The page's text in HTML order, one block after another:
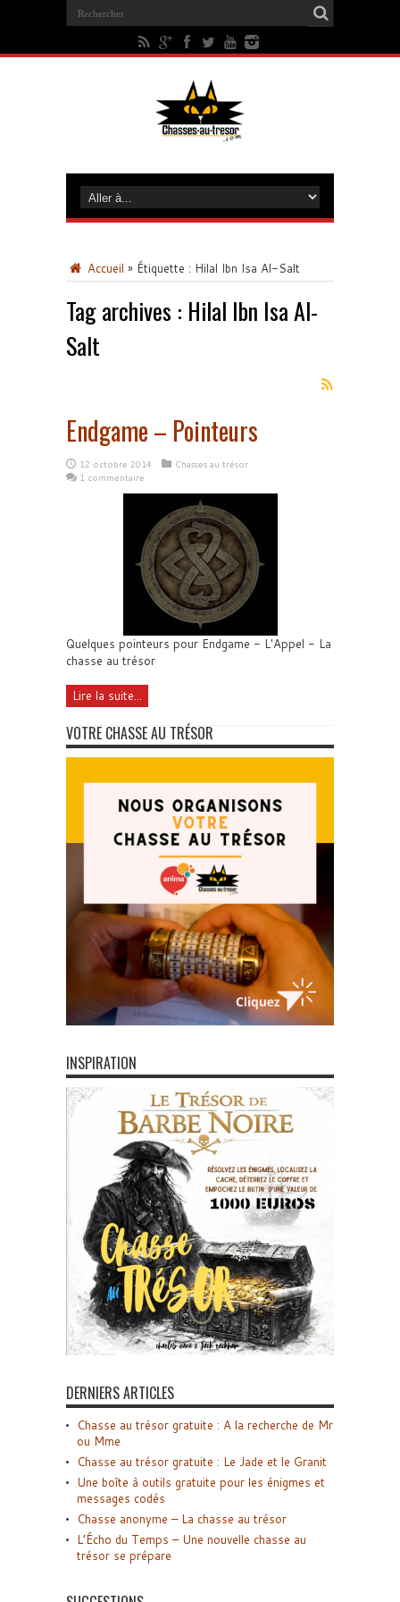
Accueil » Étiquette : Hilal Ibn Isa Al-Salt
Tag archives : Hilal Ibn Isa Al-
Salt
Endgame – Pointeurs
12 octobre 2014
Chasses au trésor
1 commentaire
Quelques pointeurs pour Endgame - L'Appel - La
chasse au trésor
Lire la suite...
VOTRE CHASSE AU TRÉSOR
INSPIRATION
DERNIERS ARTICLES
Chasse au trésor gratuite : A la recherche de Mr
ou Mme
Chasse au trésor gratuite : Le Jade et le Granit
Une boîte à outils gratuite pour les énigmes et
messages codés
Chasse anonyme – La chasse au trésor
L’Écho du Temps – Une nouvelle chasse au
trésor se prépare